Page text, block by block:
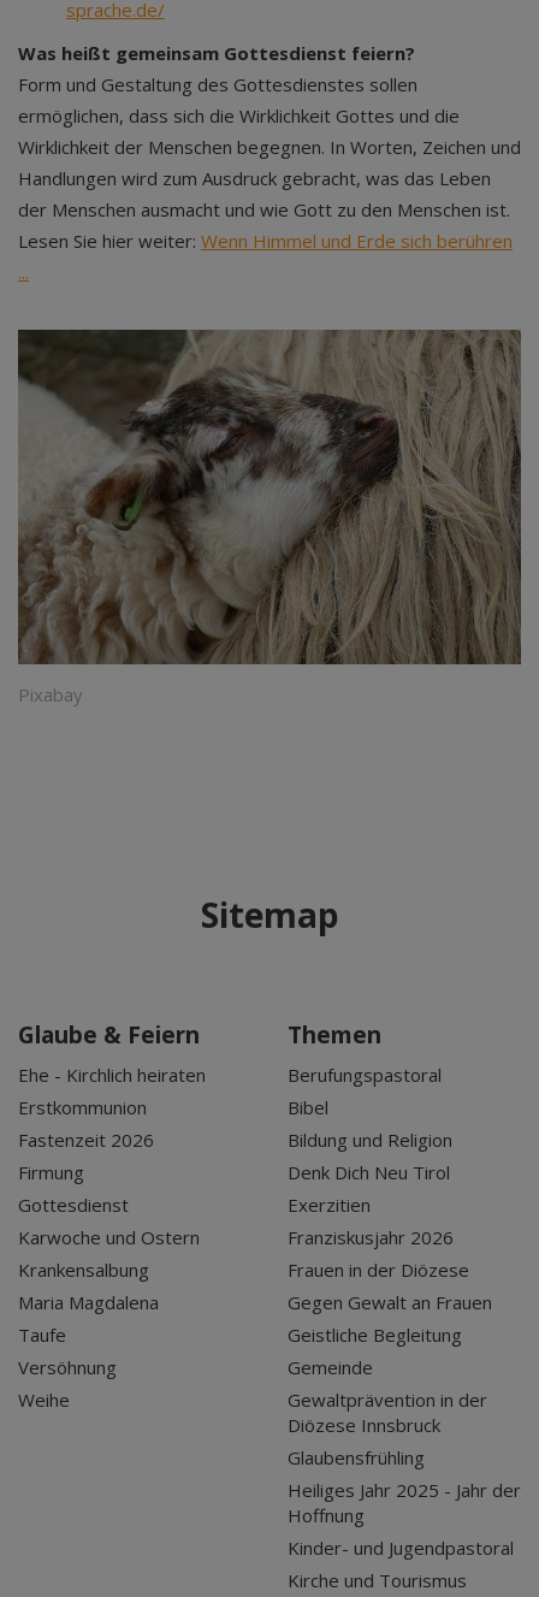
sprache.de/
Was heißt gemeinsam Gottesdienst feiern?
Form und Gestaltung des Gottesdienstes sollen
ermöglichen, dass sich die Wirklichkeit Gottes und die
Wirklichkeit der Menschen begegnen. In Worten, Zeichen und
Handlungen wird zum Ausdruck gebracht, was das Leben
der Menschen ausmacht und wie Gott zu den Menschen ist.
Lesen Sie hier weiter: Wenn Himmel und Erde sich berühren
...
Pixabay
Sitemap
Glaube & Feiern
Ehe - Kirchlich heiraten
Erstkommunion
Fastenzeit 2026
Firmung
Gottesdienst
Karwoche und Ostern
Krankensalbung
Maria Magdalena
Taufe
Versöhnung
Weihe
Themen
Berufungspastoral
Bibel
Bildung und Religion
Denk Dich Neu Tirol
Exerzitien
Franziskusjahr 2026
Frauen in der Diözese
Gegen Gewalt an Frauen
Geistliche Begleitung
Gemeinde
Gewaltprävention in der
Diözese Innsbruck
Glaubensfrühling
Heiliges Jahr 2025 - Jahr der
Hoffnung
Kinder- und Jugendpastoral
Kirche und Tourismus